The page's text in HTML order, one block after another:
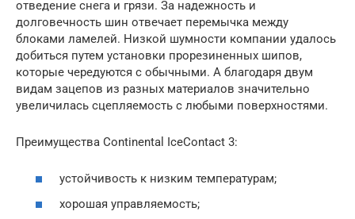
отведение снега и грязи. За надежность и
долговечность шин отвечает перемычка между
блоками ламелей. Низкой шумности компании удалось
добиться путем установки прорезиненных шипов,
которые чередуются с обычными. А благодаря двум
видам зацепов из разных материалов значительно
увеличилась сцепляемость с любыми поверхностями.
Преимущества Continental IceContact 3:
устойчивость к низким температурам;
хорошая управляемость;